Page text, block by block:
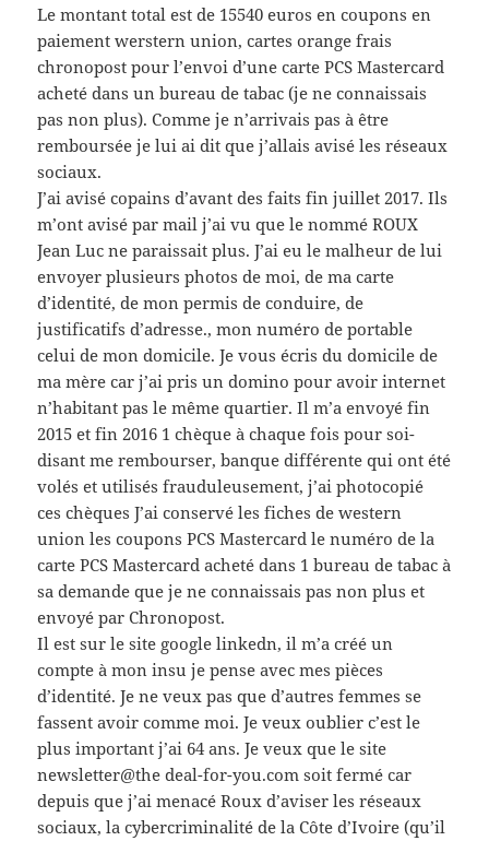
Le montant total est de 15540 euros en coupons en
paiement werstern union, cartes orange frais
chronopost pour l’envoi d’une carte PCS Mastercard
acheté dans un bureau de tabac (je ne connaissais
pas non plus). Comme je n’arrivais pas à être
remboursée je lui ai dit que j’allais avisé les réseaux
sociaux.
J’ai avisé copains d’avant des faits fin juillet 2017. Ils
m’ont avisé par mail j’ai vu que le nommé ROUX
Jean Luc ne paraissait plus. J’ai eu le malheur de lui
envoyer plusieurs photos de moi, de ma carte
d’identité, de mon permis de conduire, de
justificatifs d’adresse., mon numéro de portable
celui de mon domicile. Je vous écris du domicile de
ma mère car j’ai pris un domino pour avoir internet
n’habitant pas le même quartier. Il m’a envoyé fin
2015 et fin 2016 1 chèque à chaque fois pour soi-
disant me rembourser, banque différente qui ont été
volés et utilisés frauduleusement, j’ai photocopié
ces chèques J’ai conservé les fiches de western
union les coupons PCS Mastercard le numéro de la
carte PCS Mastercard acheté dans 1 bureau de tabac à
sa demande que je ne connaissais pas non plus et
envoyé par Chronopost.
Il est sur le site google linkedn, il m’a créé un
compte à mon insu je pense avec mes pièces
d’identité. Je ne veux pas que d’autres femmes se
fassent avoir comme moi. Je veux oublier c’est le
plus important j’ai 64 ans. Je veux que le site
newsletter@the deal-for-you.com soit fermé car
depuis que j’ai menacé Roux d’aviser les réseaux
sociaux, la cybercriminalité de la Côte d’Ivoire (qu’il